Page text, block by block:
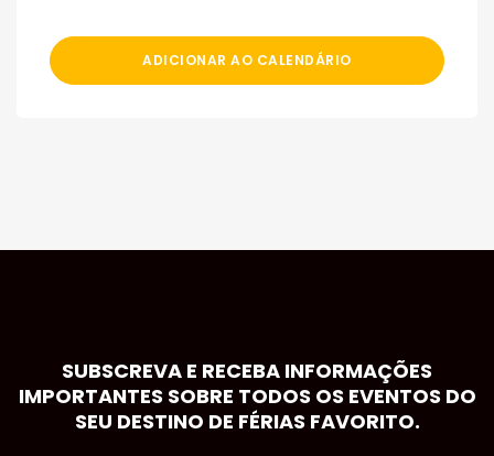
ADICIONAR AO CALENDÁRIO
SUBSCREVA E RECEBA INFORMAÇÕES
IMPORTANTES SOBRE TODOS OS EVENTOS DO
SEU DESTINO DE FÉRIAS FAVORITO.